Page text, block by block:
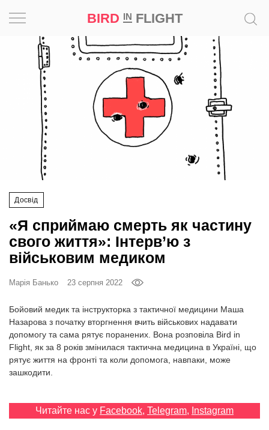
BIRD INFLIGHT
EN
RU
Досвід
«Я сприймаю смерть як частину
свого життя»: Інтерв’ю з
військовим медиком
Марія Банько 23 серпня 2022
Бойовий медик та інструкторка з тактичної медицини Маша
Назарова з початку вторгнення вчить військових надавати
допомогу та сама рятує поранених. Вона розповіла Bird in
Flight, як за 8 років змінилася тактична медицина в Україні, що
рятує життя на фронті та коли допомога, навпаки, може
зашкодити.
Читайте нас у Facebook, Telegram, Instagram